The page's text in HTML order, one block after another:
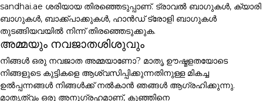
sandhai.ae ശരിയായ തിരഞ്ഞെടുപ്പാണ്. ട്രാവൽ ബാഗുകൾ, ക്യാരി
ബാഗുകൾ, ബാക്ക്പാക്കുകൾ, ഹാൻഡ് ട്രോളി ബാഗുകൾ
തുടങ്ങിയവയിൽ നിന്ന് തിരഞ്ഞെടുക്കുക.
അമ്മയും നവജാതശിശുവും
നിങ്ങൾ ഒരു നവജാത അമ്മയാണോ? മാതൃ ഊഷ്മളതയോടെ
നിങ്ങളുടെ കുട്ടികളെ ആശ്വസിപ്പിക്കുന്നതിനുള്ള മികച്ച
ഉൽപ്പന്നങ്ങൾ നിങ്ങൾക്ക് നൽകാൻ ഞങ്ങൾ ആഗ്രഹിക്കുന്നു.
മാതൃത്വം ഒരു അനുഗ്രഹമാണ്, കുഞ്ഞിനെ